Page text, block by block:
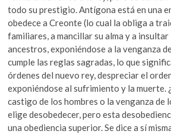
todo su prestigio. Antígona está en una
obedece a Creonte (lo cual la obliga a
familiares, a mancillar su alma y a insultar
ancestros, exponiéndose a la venganza
cumple las reglas sagradas, lo que
órdenes del nuevo rey, despreciar el
exponiéndose al sufrimiento y la muerte.
castigo de los hombres o la venganza de
elige desobedecer, pero esta
una obediencia superior. Se dice a sí